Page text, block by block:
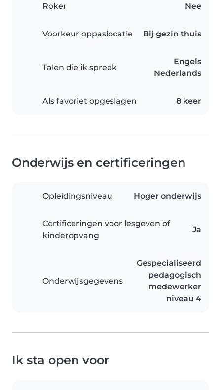
Roker Nee
Voorkeur oppaslocatie Bij gezin thuis
Talen die ik spreek
Engels
Nederlands
Als favoriet opgeslagen 8 keer
Onderwijs en certificeringen
Opleidingsniveau Hoger onderwijs
Certificeringen voor lesgeven of
kinderopvang
Ja
Onderwijsgegevens
Gespecialiseerd
pedagogisch
medewerker
niveau 4
Ik sta open voor